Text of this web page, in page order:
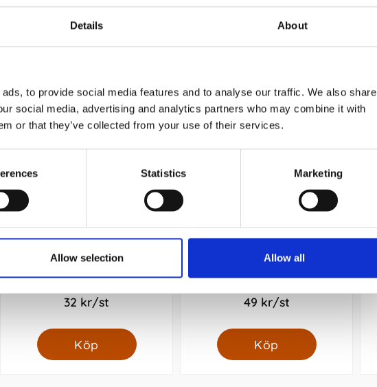
Details About
to provide social media features and to analyse our traffic. We also share
social media, advertising and analytics partners who may combine it with
or that they’ve collected from your use of their services.
Statistics Marketing
Allow selection Allow all
32 kr/st
Köp
- Svart
49 kr/st
Köp